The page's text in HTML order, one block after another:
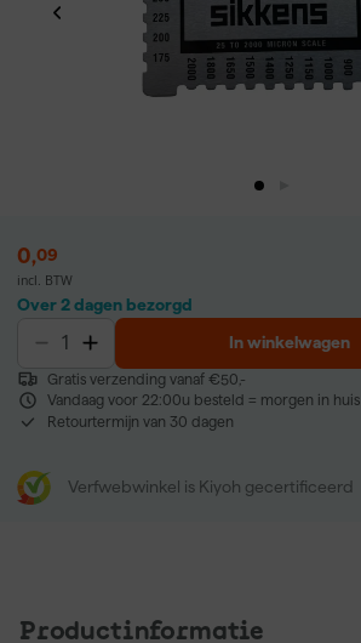
0,09
incl. BTW
Over 2 dagen bezorgd
In winkelwagen
Gratis verzending vanaf €50,-
Vandaag voor 22:00u besteld = morgen in huis
Retourtermijn van 30 dagen
Verfwebwinkel is Kiyoh gecertificeerd
Productinformatie